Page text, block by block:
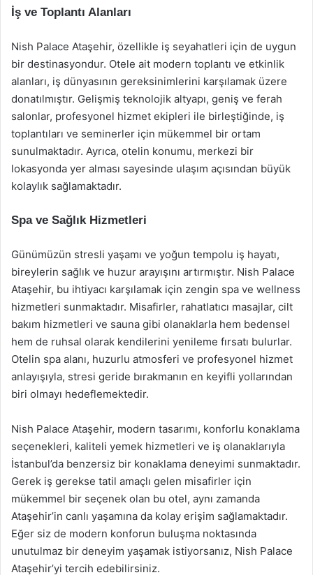
İş ve Toplantı Alanları
Nish Palace Ataşehir, özellikle iş seyahatleri için de uygun
bir destinasyondur. Otele ait modern toplantı ve etkinlik
alanları, iş dünyasının gereksinimlerini karşılamak üzere
donatılmıştır. Gelişmiş teknolojik altyapı, geniş ve ferah
salonlar, profesyonel hizmet ekipleri ile birleştiğinde, iş
toplantıları ve seminerler için mükemmel bir ortam
sunulmaktadır. Ayrıca, otelin konumu, merkezi bir
lokasyonda yer alması sayesinde ulaşım açısından büyük
kolaylık sağlamaktadır.
Spa ve Sağlık Hizmetleri
Günümüzün stresli yaşamı ve yoğun tempolu iş hayatı,
bireylerin sağlık ve huzur arayışını artırmıştır. Nish Palace
Ataşehir, bu ihtiyacı karşılamak için zengin spa ve wellness
hizmetleri sunmaktadır. Misafirler, rahatlatıcı masajlar, cilt
bakım hizmetleri ve sauna gibi olanaklarla hem bedensel
hem de ruhsal olarak kendilerini yenileme fırsatı bulurlar.
Otelin spa alanı, huzurlu atmosferi ve profesyonel hizmet
anlayışıyla, stresi geride bırakmanın en keyifli yollarından
biri olmayı hedeflemektedir.
Nish Palace Ataşehir, modern tasarımı, konforlu konaklama
seçenekleri, kaliteli yemek hizmetleri ve iş olanaklarıyla
İstanbul’da benzersiz bir konaklama deneyimi sunmaktadır.
Gerek iş gerekse tatil amaçlı gelen misafirler için
mükemmel bir seçenek olan bu otel, aynı zamanda
Ataşehir’in canlı yaşamına da kolay erişim sağlamaktadır.
Eğer siz de modern konforun buluşma noktasında
unutulmaz bir deneyim yaşamak istiyorsanız, Nish Palace
Ataşehir’yi tercih edebilirsiniz.